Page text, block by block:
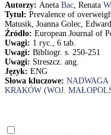
Autorzy: Aneta Bac, Renata
Tytuł: Prevalence of
Matusik, Joanna Golec,
Źródło: European Journal of
Uwagi: 1 ryc., 6 tab.
Uwagi: Bibliogr. s. 250-251
Uwagi: Streszcz. ang.
Język: ENG
Słowa kluczowe: NADWAGA
KRAKÓW (WOJ.